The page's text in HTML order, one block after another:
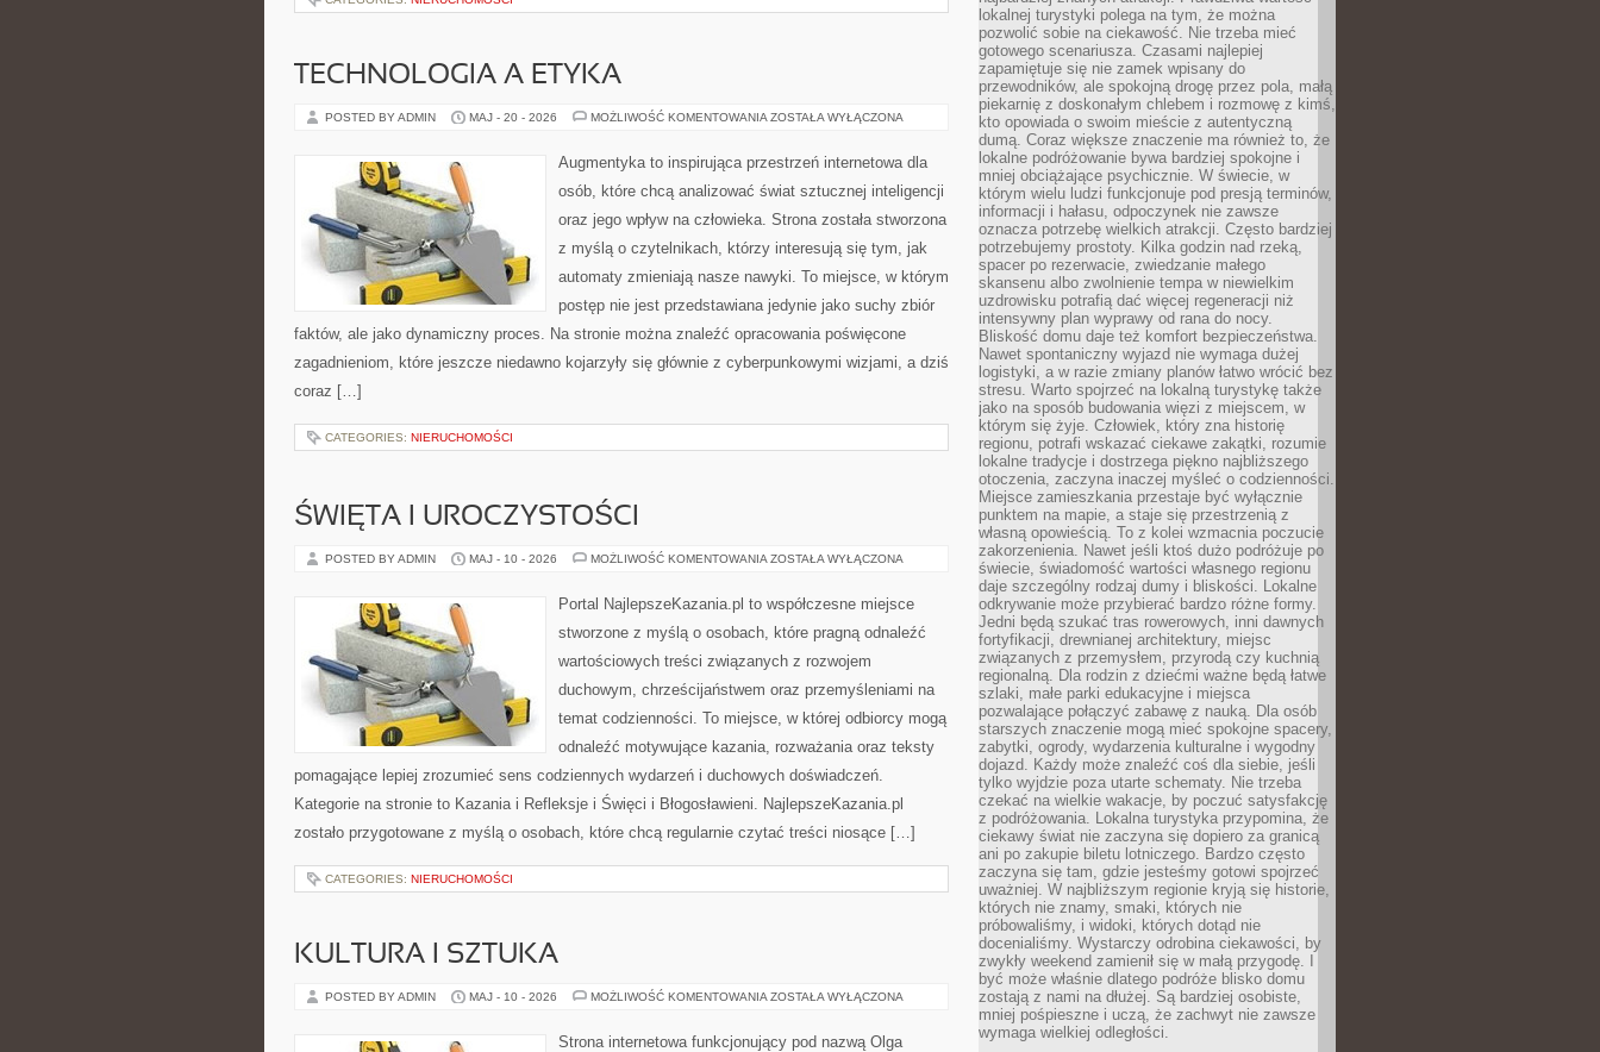
TECHNOLOGIA A ETYKA
POSTED BY ADMIN MAJ - 20 - 2026 MOŻLIWOŚĆ KOMENTOWANIA TECHNOLOGIA
ZOSTAŁA WYŁĄCZONA
Augmentyka to inspirująca przestrzeń internetowa dla
osób, które chcą analizować świat sztucznej inteligencji
oraz jego wpływ na człowieka. Strona została stworzona
z myślą o czytelnikach, którzy interesują się tym, jak
automaty zmieniają nasze nawyki. To miejsce, w którym
postęp nie jest przedstawiana jedynie jako suchy zbiór
faktów, ale jako dynamiczny proces. Na stronie można znaleźć opracowania poświęcone
zagadnieniom, które jeszcze niedawno kojarzyły się głównie z cyberpunkowymi wizjami, a dziś
coraz […]
CATEGORIES: NIERUCHOMOŚCI
ŚWIĘTA I UROCZYSTOŚCI
POSTED BY ADMIN MAJ - 10 - 2026 MOŻLIWOŚĆ KOMENTOWANIA ŚWIĘTA
ZOSTAŁA WYŁĄCZONA
Portal NajlepszeKazania.pl to współczesne miejsce
stworzone z myślą o osobach, które pragną odnaleźć
wartościowych treści związanych z rozwojem
duchowym, chrześcijaństwem oraz przemyśleniami na
temat codzienności. To miejsce, w której odbiorcy mogą
odnaleźć motywujące kazania, rozważania oraz teksty
pomagające lepiej zrozumieć sens codziennych wydarzeń i duchowych doświadczeń.
Kategorie na stronie to Kazania i Refleksje i Święci i Błogosławieni. NajlepszeKazania.pl
zostało przygotowane z myślą o osobach, które chcą regularnie czytać treści niosące […]
CATEGORIES: NIERUCHOMOŚCI
KULTURA I SZTUKA
POSTED BY ADMIN MAJ - 10 - 2026 MOŻLIWOŚĆ KOMENTOWANIA KULTURA
ZOSTAŁA WYŁĄCZONA
Strona internetowa funkcjonujący pod nazwą Olga
lokalnej turystyki polega na tym, że można
pozwolić sobie na ciekawość. Nie trzeba mieć
gotowego scenariusza. Czasami najlepiej
zapamiętuje się nie zamek wpisany do
przewodników, ale spokojną drogę przez pola, małą
piekarnię z doskonałym chlebem i rozmowę z kimś,
kto opowiada o swoim mieście z autentyczną
dumą. Coraz większe znaczenie ma również to, że
lokalne podróżowanie bywa bardziej spokojne i
mniej obciążające psychicznie. W świecie, w
którym wielu ludzi funkcjonuje pod presją terminów,
informacji i hałasu, odpoczynek nie zawsze
oznacza potrzebę wielkich atrakcji. Często bardziej
potrzebujemy prostoty. Kilka godzin nad rzeką,
spacer po rezerwacie, zwiedzanie małego
skansenu albo zwolnienie tempa w niewielkim
uzdrowisku potrafią dać więcej regeneracji niż
intensywny plan wyprawy od rana do nocy.
Bliskość domu daje też komfort bezpieczeństwa.
Nawet spontaniczny wyjazd nie wymaga dużej
logistyki, a w razie zmiany planów łatwo wrócić bez
stresu. Warto spojrzeć na lokalną turystykę także
jako na sposób budowania więzi z miejscem, w
którym się żyje. Człowiek, który zna historię
regionu, potrafi wskazać ciekawe zakątki, rozumie
lokalne tradycje i dostrzega piękno najbliższego
otoczenia, zaczyna inaczej myśleć o codzienności.
Miejsce zamieszkania przestaje być wyłącznie
punktem na mapie, a staje się przestrzenią z
własną opowieścią. To z kolei wzmacnia poczucie
zakorzenienia. Nawet jeśli ktoś dużo podróżuje po
świecie, świadomość wartości własnego regionu
daje szczególny rodzaj dumy i bliskości. Lokalne
odkrywanie może przybierać bardzo różne formy.
Jedni będą szukać tras rowerowych, inni dawnych
fortyfikacji, drewnianej architektury, miejsc
związanych z przemysłem, przyrodą czy kuchnią
regionalną. Dla rodzin z dziećmi ważne będą łatwe
szlaki, małe parki edukacyjne i miejsca
pozwalające połączyć zabawę z nauką. Dla osób
starszych znaczenie mogą mieć spokojne spacery,
zabytki, ogrody, wydarzenia kulturalne i wygodny
dojazd. Każdy może znaleźć coś dla siebie, jeśli
tylko wyjdzie poza utarte schematy. Nie trzeba
czekać na wielkie wakacje, by poczuć satysfakcję
z podróżowania. Lokalna turystyka przypomina, że
ciekawy świat nie zaczyna się dopiero za granicą
ani po zakupie biletu lotniczego. Bardzo często
zaczyna się tam, gdzie jesteśmy gotowi spojrzeć
uważniej. W najbliższym regionie kryją się historie,
których nie znamy, smaki, których nie
próbowaliśmy, i widoki, których dotąd nie
docenialiśmy. Wystarczy odrobina ciekawości, by
zwykły weekend zamienił się w małą przygodę. I
być może właśnie dlatego podróże blisko domu
zostają z nami na dłużej. Są bardziej osobiste,
mniej pośpieszne i uczą, że zachwyt nie zawsze
wymaga wielkiej odległości.